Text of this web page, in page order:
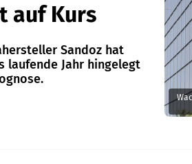
auf Kurs
Sandoz hat
laufende Jahr hingelegt